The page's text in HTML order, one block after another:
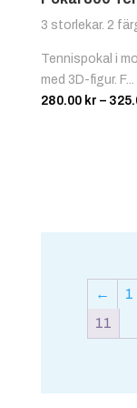
3 storlekar. 2
Tennispokal i
med 3D-figur. F...
280.00 kr –
← 1
11